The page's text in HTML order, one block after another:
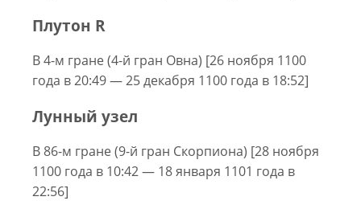
Плутон R
В 4-м гране (4-й гран Овна) [26 ноября 1100
года в 20:49 — 25 декабря 1100 года в 18:52]
Лунный узел
В 86-м гране (9-й гран Скорпиона) [28 ноября
1100 года в 10:42 — 18 января 1101 года в
22:56]